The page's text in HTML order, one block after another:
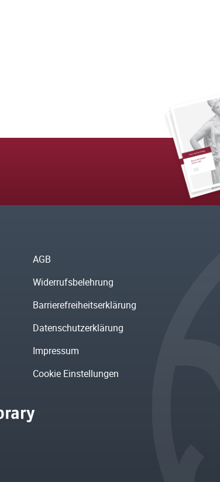
AGB
Widerrufsbelehrung
Barrierefreiheitserklärung
Datenschutzerklärung
Impressum
Cookie Einstellungen